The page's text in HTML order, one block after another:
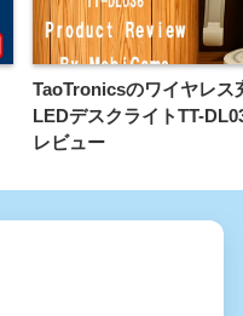
TaoTronicsのワイヤレス
LEDデスクライトTT-
レビュー